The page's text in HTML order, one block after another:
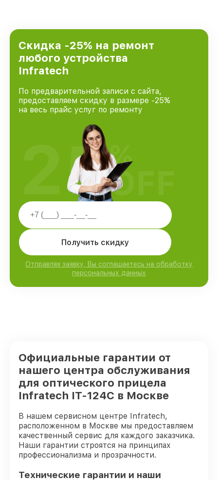
Скидка -25% на ремонт
любого устройства
Infratech
По предварительной записи с сайта,
предоставляем скидку в размере -25%
на весь прайс услуг по ремонту
Получить скидку
Отправляя заявку, Вы соглашаетесь на обработку
персональных данных
25%
OFF
Официальные гарантии от
нашего центра обслуживания
для оптического прицела
Infratech IT-124C в Москве
В нашем сервисном центре Infratech,
расположенном в Москве мы предоставляем
качественный сервис для каждого заказчика.
Наши гарантии строятся на принципах
профессионализма и прозрачности.
Технические гарантии и наши